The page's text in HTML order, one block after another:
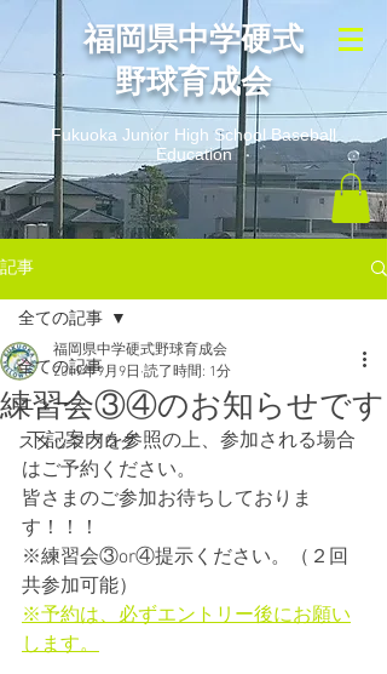
​福岡県中学硬式
野球育成会
Fukuoka Junior High School Baseball
Education
記事
全ての記事
ニュース
スタッフブログ
全ての記事
練習会③④のお知らせです
福岡県中学硬式野球育成会
2019年9月9日 読了時間: 1分
下記案内を参照の上、参加される場合
はご予約ください。
皆さまのご参加お待ちしておりま
す！！！
※練習会③or④提示ください。（２回
共参加可能）
※予約は、必ずエントリー後にお願い
します。